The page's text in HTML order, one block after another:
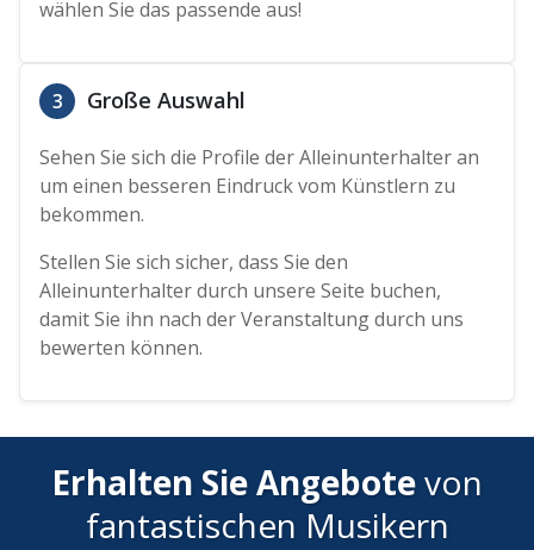
wählen Sie das passende aus!
3 Große Auswahl
Sehen Sie sich die Profile der Alleinunterhalter an
um einen besseren Eindruck vom Künstlern zu
bekommen.
Stellen Sie sich sicher, dass Sie den
Alleinunterhalter durch unsere Seite buchen,
damit Sie ihn nach der Veranstaltung durch uns
bewerten können.
Erhalten Sie Angebotevon
fantastischen Musikern